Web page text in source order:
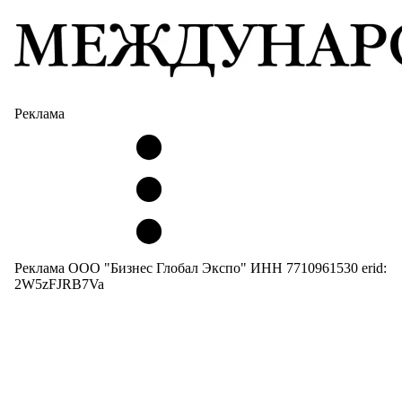
Реклама
Реклама ООО "Бизнес Глобал Экспо" ИНН 7710961530 erid:
2W5zFJRB7Va